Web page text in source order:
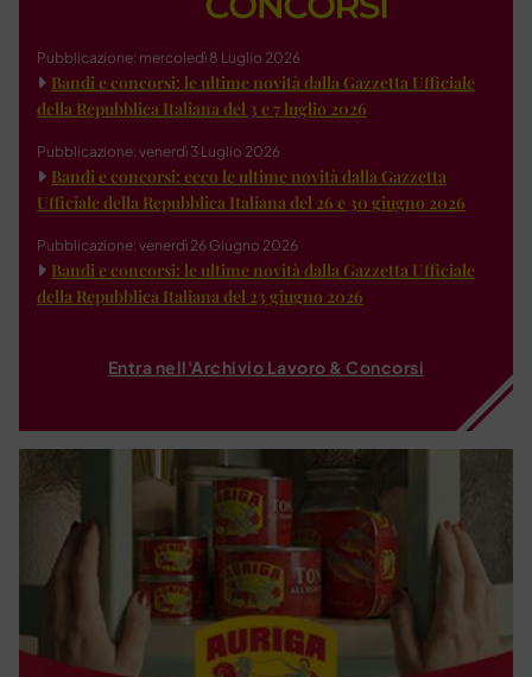
Pubblicazione: mercoledì 8 Luglio 2026
Bandi e concorsi: le ultime novità dalla Gazzetta Ufficiale
della Repubblica Italiana del 3 e 7 luglio 2026
Pubblicazione: venerdì 3 Luglio 2026
Bandi e concorsi: ecco le ultime novità dalla Gazzetta
Ufficiale della Repubblica Italiana del 26 e 30 giugno 2026
Pubblicazione: venerdì 26 Giugno 2026
Bandi e concorsi: le ultime novità dalla Gazzetta Ufficiale
della Repubblica Italiana del 23 giugno 2026
Entra nell'Archivio Lavoro & Concorsi